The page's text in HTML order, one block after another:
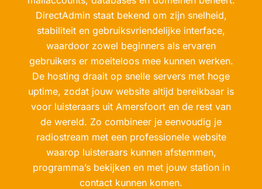
DirectAdmin staat bekend om zijn snelheid,
stabiliteit en gebruiksvriendelijke interface,
waardoor zowel beginners als ervaren
gebruikers er moeiteloos mee kunnen werken.
De hosting draait op snelle servers met hoge
uptime, zodat jouw website altijd bereikbaar is
voor luisteraars uit Amersfoort en de rest van
de wereld. Zo combineer je eenvoudig je
radiostream met een professionele website
waarop luisteraars kunnen afstemmen,
programma’s bekijken en met jouw station in
contact kunnen komen.